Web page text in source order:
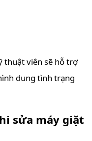
thuật viên sẽ hỗ trợ
dung tình trạng
sửa máy giặt